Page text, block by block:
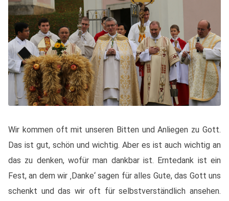
Wir kommen oft mit unseren Bitten und Anliegen zu Gott.
Das ist gut, schön und wichtig. Aber es ist auch wichtig an
das zu denken, wofür man dankbar ist. Erntedank ist ein
Fest, an dem wir ‚Danke‘ sagen für alles Gute, das Gott uns
schenkt und das wir oft für selbstverständlich ansehen.